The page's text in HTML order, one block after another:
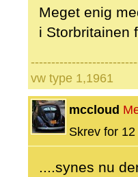
Meget enig
i Storbritainen
vw type 1,1961
mccloud
Skrev for
....synes nu